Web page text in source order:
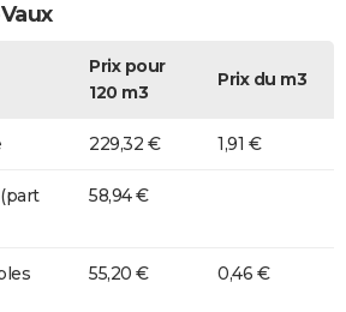
Prix pour
120 m3
Prix du m3
229,32 € 1,91 €
58,94 €
55,20 € 0,46 €